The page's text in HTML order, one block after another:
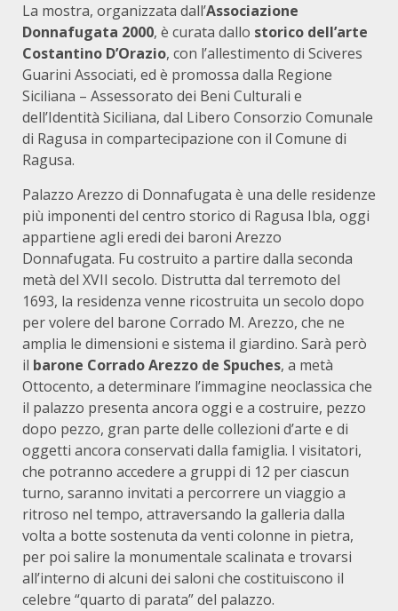
La mostra, organizzata dall’Associazione
Donnafugata 2000, è curata dallo storico dell’arte
Costantino D’Orazio, con l’allestimento di Sciveres
Guarini Associati, ed è promossa dalla Regione
Siciliana – Assessorato dei Beni Culturali e
dell’Identità Siciliana, dal Libero Consorzio Comunale
di Ragusa in compartecipazione con il Comune di
Ragusa.
Palazzo Arezzo di Donnafugata è una delle residenze
più imponenti del centro storico di Ragusa Ibla, oggi
appartiene agli eredi dei baroni Arezzo
Donnafugata. Fu costruito a partire dalla seconda
metà del XVII secolo. Distrutta dal terremoto del
1693, la residenza venne ricostruita un secolo dopo
per volere del barone Corrado M. Arezzo, che ne
amplia le dimensioni e sistema il giardino. Sarà però
il barone Corrado Arezzo de Spuches, a metà
Ottocento, a determinare l’immagine neoclassica che
il palazzo presenta ancora oggi e a costruire, pezzo
dopo pezzo, gran parte delle collezioni d’arte e di
oggetti ancora conservati dalla famiglia. I visitatori,
che potranno accedere a gruppi di 12 per ciascun
turno, saranno invitati a percorrere un viaggio a
ritroso nel tempo, attraversando la galleria dalla
volta a botte sostenuta da venti colonne in pietra,
per poi salire la monumentale scalinata e trovarsi
all’interno di alcuni dei saloni che costituiscono il
celebre “quarto di parata” del palazzo.